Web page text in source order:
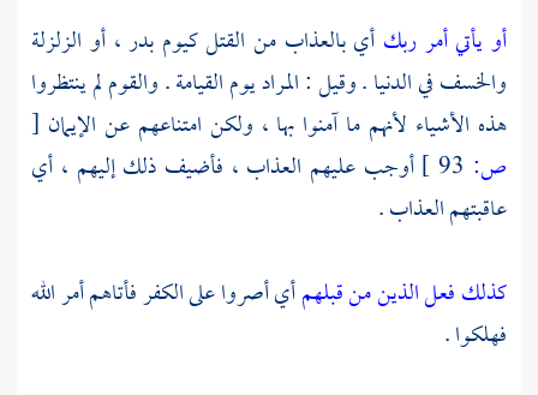
أو يأتي أمر ربك أي بالعذاب من القتل كيوم بدر، أو الزلزلة
والخسف في الدنيا . وقيل : المراد يوم القيامة . والقوم لم ينتظروا
هذه الأشياء لأنهم ما آمنوا بها ، ولكن امتناعهم عن الإيمان [
ص:
أوجب عليهم العذاب ، فأضيف ذلك إليهم ، أي
عاقبتهم العذاب .
كذلك فعل الذين من قبلهمأي أصروا على الكفر فأتاهم أمر الله
فهلكوا .